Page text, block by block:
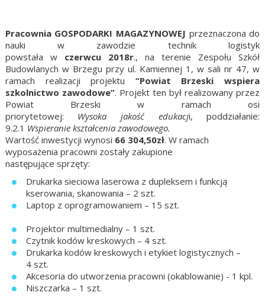
Pracownia GOSPODARKI MAGAZYNOWEJ przeznaczona do
nauki w zawodzie technik logistyk
powstała wczerwcu2018r.,
na terenie Zespołu Szkół
Budowlanych w Brzegu przy ul. Kamiennej 1 , w sali nr 47, w
ramach realizacji projektu
“Powiat Brzeski wspiera
szkolnictwo zawodowe”. Projekt ten był realizowany przez
Powiat Brzeski w ramach osi
priorytetowej: Wysokajakość edukacji, poddziałanie:
9.2.1 Wspieranie kształcenia zawodowego.
Wartość inwestycji wynosi 66 304,50zł. W ramach
wyposażenia pracowni zostały zakupione
następujące sprzęty:
Drukarka sieciowa laserowa z dupleksem i funkcją
kserowania, skanowania – 2 szt.
Laptop z oprogramowaniem – 15 szt.
Projektor multimedialny – 1 szt.
Czytnik kodów kreskowych – 4 szt.
Drukarka kodów kreskowych i etykiet logistycznych –
4 szt.
Akcesoria do utworzenia pracowni (okablowanie) - 1 kpl.
Niszczarka – 1 szt.